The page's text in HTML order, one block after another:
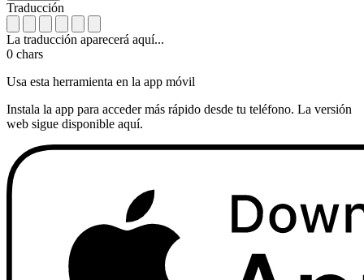
Traducción
La traducción aparecerá aquí...
0 chars
Usa esta herramienta en la app móvil
Instala la app para acceder más rápido desde tu teléfono. La versión
web sigue disponible aquí.